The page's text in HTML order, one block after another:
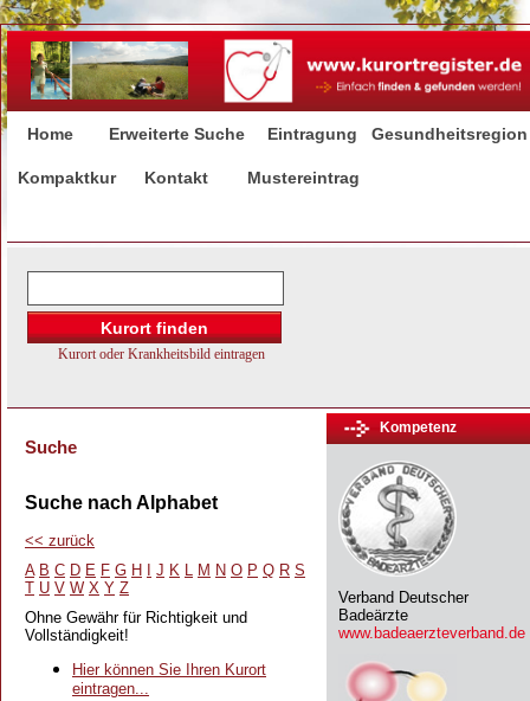
Home Erweiterte Suche Eintragung Gesundheitsregion
Kompaktkur Kontakt Mustereintrag
Suche
Suche nach Alphabet
<< zurück
A B C D E F G H J K L M N O P Q R S
T U V W X Y Z
Ohne Gewähr für Richtigkeit und
Vollständigkeit!
Hier können Sie Ihren Kurort
eintragen...
Kompetenz
Verband Deutscher
Badeärzte
www.badeaerzteverband.de